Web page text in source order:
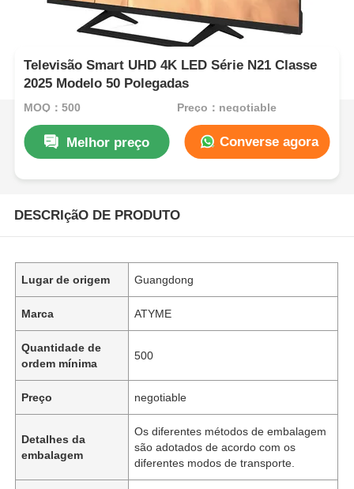
Televisão Smart UHD 4K LED Série N21 Classe
2025 Modelo 50 Polegadas
MOQ：500 Preço：negotiable
Melhor preço Converse agora
DESCRIçãO DE PRODUTO
Lugar de origem Guangdong
Marca ATYME
Quantidade de
ordem mínima
500
Preço negotiable
Detalhes da
embalagem
Os diferentes métodos de embalagem
são adotados de acordo com os
diferentes modos de transporte.